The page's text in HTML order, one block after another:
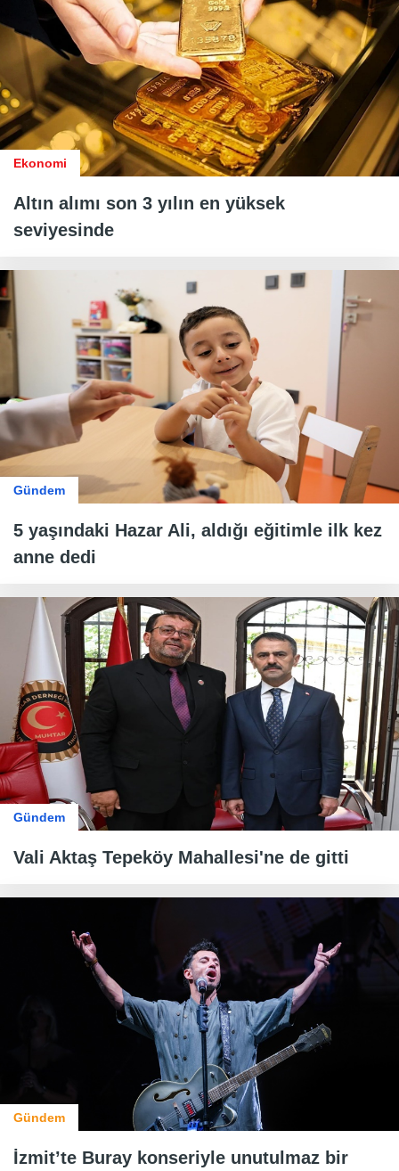
Ekonomi
Altın alımı son 3 yılın en yüksek
seviyesinde
Gündem
5 yaşındaki Hazar Ali, aldığı eğitimle ilk kez
anne dedi
Gündem
Vali Aktaş Tepeköy Mahallesi'ne de gitti
Gündem
İzmit’te Buray konseriyle unutulmaz bir